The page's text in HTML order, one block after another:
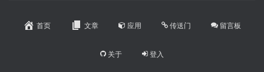
首页 文章 应用 传送门 留言板
关于 登入